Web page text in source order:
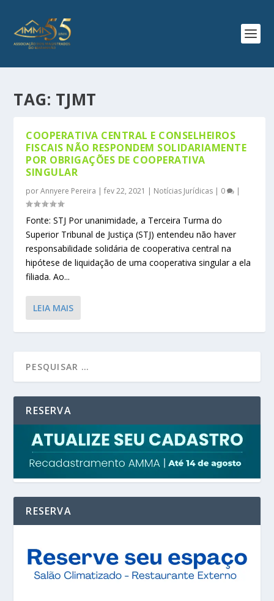
TAG: TJMT
COOPERATIVA CENTRAL E CONSELHEIROS
FISCAIS NÃO RESPONDEM SOLIDARIAMENTE
POR OBRIGAÇÕES DE COOPERATIVA
SINGULAR
porAnnyere Pereira |fev 22, 2021 | Notícias Jurídicas | 0 |
Fonte: STJ Por unanimidade, a Terceira Turma do
Superior Tribunal de Justiça (STJ) entendeu não haver
responsabilidade solidária de cooperativa central na
hipótese de liquidação de uma cooperativa singular a ela
filiada. Ao...
LEIA MAIS
RESERVA
RESERVA